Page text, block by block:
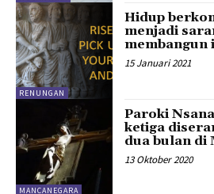
RENUNGAN
Hidup
menjadi
membangun
15 Januari 2021
MANCANEGARA
Paroki
ketiga
dua bulan di
13 Oktober 2020